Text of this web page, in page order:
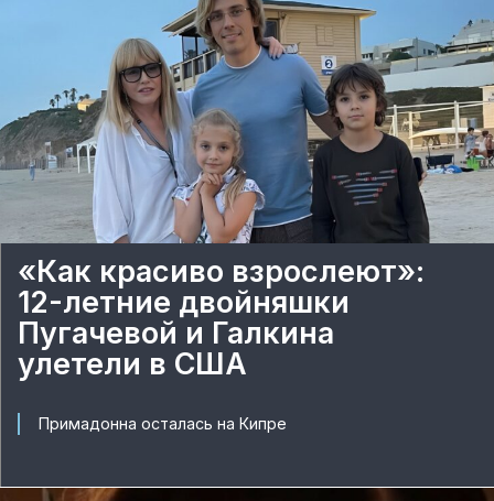
«Как красиво взрослеют»:
12-летние двойняшки
Пугачевой и Галкина
улетели в США
Примадонна осталась на Кипре